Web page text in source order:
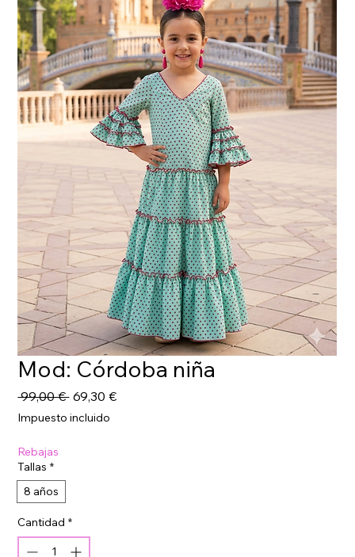
Mod: Córdoba niña
99,00 € Precio
69,30 €Precio
Impuesto incluido
Rebajas
Tallas *
8 años
Cantidad *